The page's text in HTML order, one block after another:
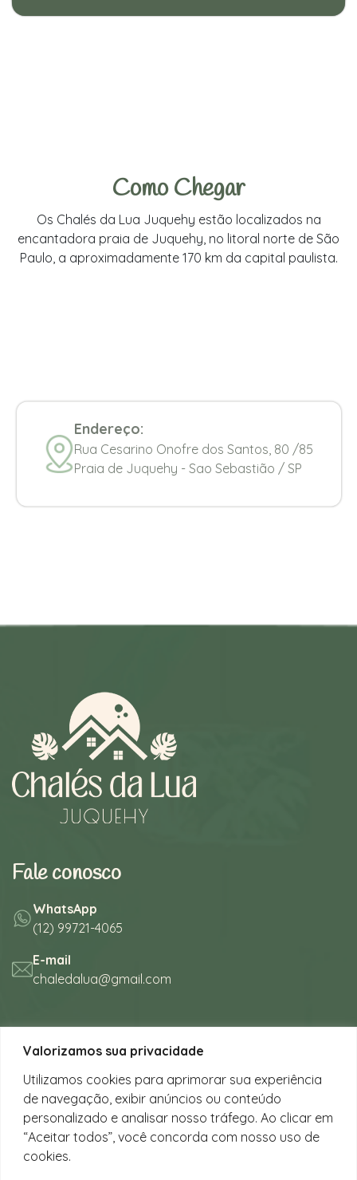
Valorizamos sua privacidade
Utilizamos cookies para aprimorar sua experiência
de navegação, exibir anúncios ou conteúdo
personalizado e analisar nosso tráfego. Ao clicar em
“Aceitar todos”, você concorda com nosso uso de
cookies.
Como Chegar
Os Chalés da Lua Juquehy estão localizados na
encantadora praia de Juquehy, no litoral norte de São
Paulo, a aproximadamente 170 km da capital paulista.
Endereço:
Rua Cesarino Onofre dos Santos, 80 /85
Praia de Juquehy - Sao Sebastião / SP
Fale conosco
WhatsApp
(12) 99721-4065
E-mail
chaledalua@gmail.com
Seu refúgio em meio à natureza
na bela praia de Juquehy.
Instagram
@chalesdaluajuquehy